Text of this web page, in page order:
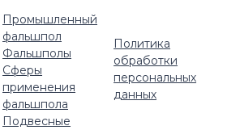
Промышленный
фальшпол
Фальшполы
Сферы
применения
фальшпола
Подвесные
Политика
обработки
персональных
данных